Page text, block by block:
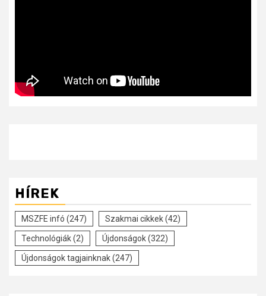
HÍREK
MSZFE infó (247) Szakmai cikkek(42)
Technológiák(2) Újdonságok(322)
Újdonságok tagjainknak(247)